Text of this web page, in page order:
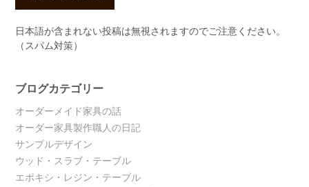
日本語が含まれない投稿は無視されますのでご注意ください。
（スパム対策）
ブログカテゴリー
オーダーメイド家具の話
オーダー家具製作職人の日記
サンプルデザイン
ウッド・スラブ・テーブル
エポキシ・レジン・テーブル